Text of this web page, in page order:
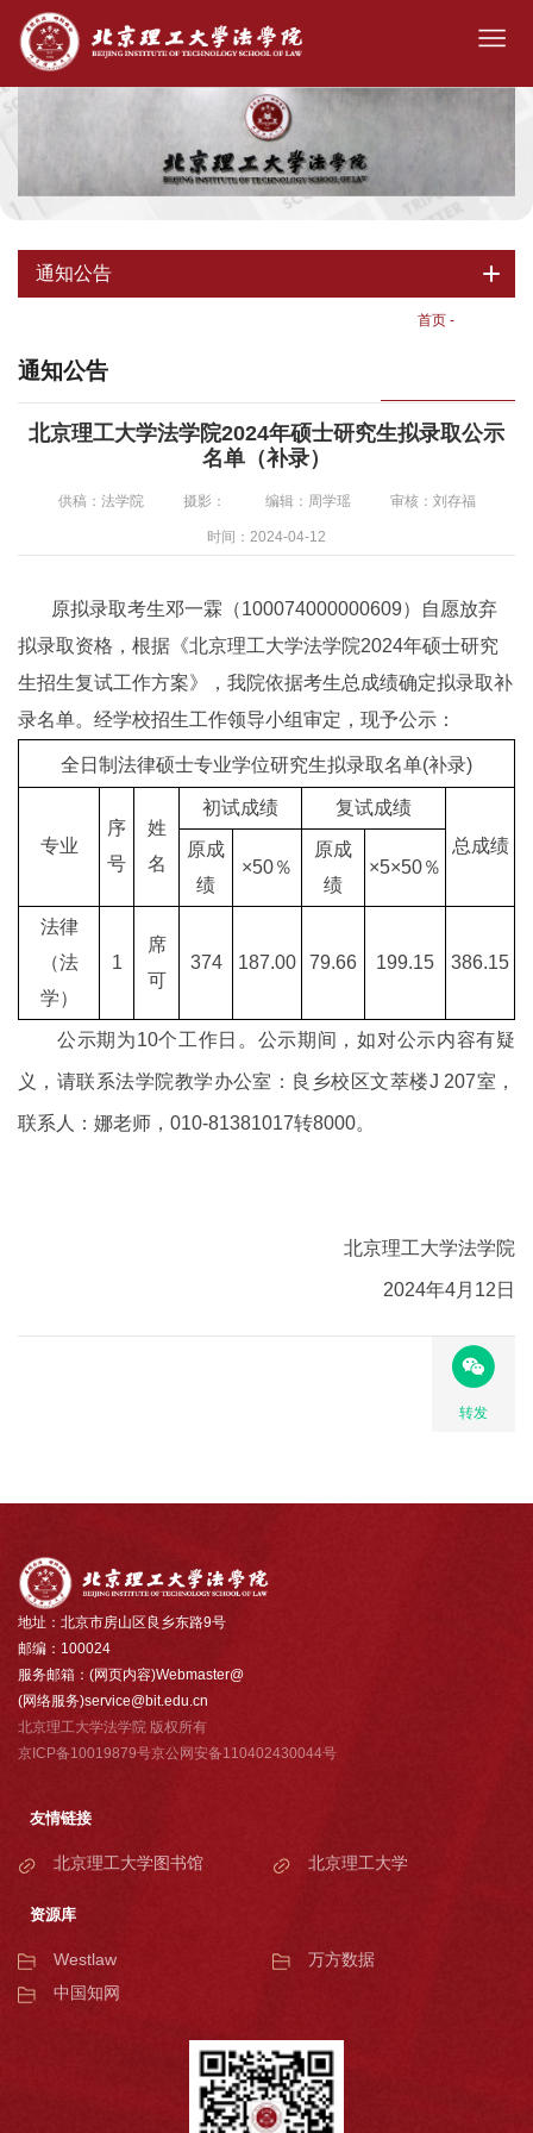
通知公告
首页 -
通知公告
北京理工大学法学院2024年硕士研究生拟录取公示
名单（补录）
供稿：法学院 摄影： 编辑：周学瑶 审核：刘存福
时间：2024-04-12
原拟录取考生邓一霖（100074000000609）自愿放弃
拟录取资格，根据《北京理工大学法学院2024年硕士研究
生招生复试工作方案》，我院依据考生总成绩确定拟录取补
录名单。经学校招生工作领导小组审定，现予公示：
全日制法律硕士专业学位研究生拟录取名单(补录)
专业
序
号
姓
名
初试成绩
复试成绩
总成绩
原成
绩
×50％
原成
绩
×5×50％
法律
（法
学）
1
席
可
374 187.00 79.66 199.15 386.15
公示期为10个工作日。公示期间，如对公示内容有疑
义，请联系法学院教学办公室：良乡校区文萃楼J 207室，
联系人：娜老师，010-81381017转8000。
北京理工大学法学院
2024年4月12日
转发
地址：北京市房山区良乡东路9号
邮编：100024
服务邮箱：(网页内容)Webmaster@
(网络服务)service@bit.edu.cn
北京理工大学法学院 版权所有
京ICP备10019879号京公网安备110402430044号
友情链接
北京理工大学图书馆 北京理工大学
资源库
Westlaw
万方数据
中国知网